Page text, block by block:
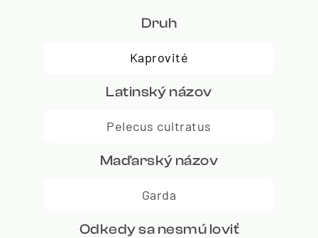
Druh
Kaprovité
Latinský názov
Pelecus cultratus
Maďarský názov
Garda
Odkedy sa nesmú loviť